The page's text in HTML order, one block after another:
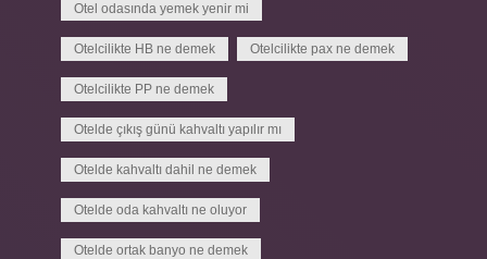
Otel odasında yemek yenir mi
Otelcilikte HB ne demek Otelcilikte pax ne demek
Otelcilikte PP ne demek
Otelde çıkış günü kahvaltı yapılır mı
Otelde kahvaltı dahil ne demek
Otelde oda kahvaltı ne oluyor
Otelde ortak banyo ne demek